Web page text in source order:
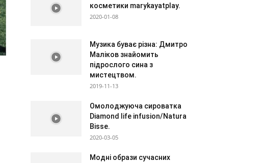
косметики marykayatplay.
2020-01-08
Музика буває різна: Дмитро
Маліков знайомить
підрослого сина з
мистецтвом.
2019-11-13
Омолоджуюча сироватка
Diamond life infusion/Natura
Bisse.
2020-03-05
Модні образи сучасних